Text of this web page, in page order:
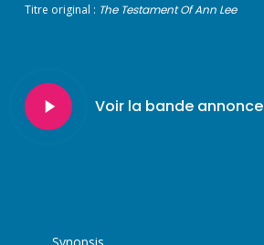
Titre original : The Testament Of Ann Lee
Play
Video
Voir la bande annonce